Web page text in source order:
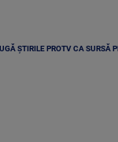
ȘTIRILE PROTV CA SURSĂ